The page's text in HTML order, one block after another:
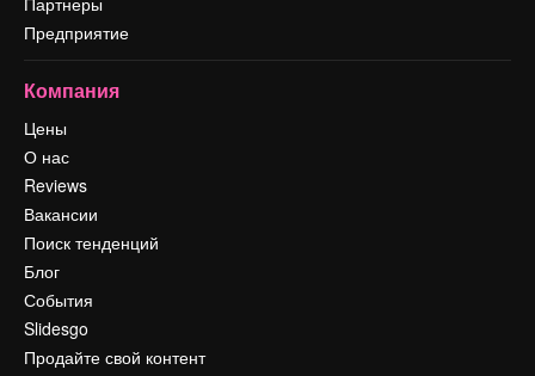
Предприятие
Компания
Цены
О нас
Reviews
Вакансии
Поиск тенденций
Блог
События
Slidesgo
Продайте свой контент